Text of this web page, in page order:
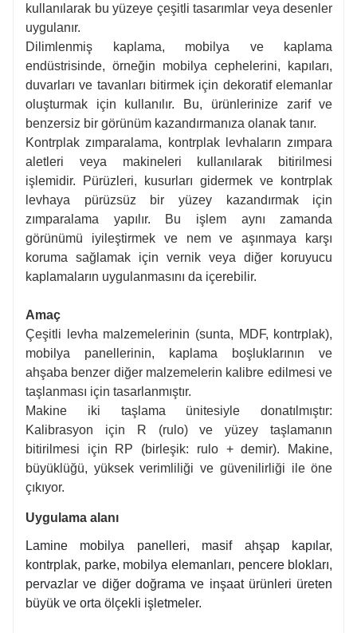
kullanılarak bu yüzeye çeşitli tasarımlar veya desenler
uygulanır.
Dilimlenmiş kaplama, mobilya ve kaplama
endüstrisinde, örneğin mobilya cephelerini, kapıları,
duvarları ve tavanları bitirmek için dekoratif elemanlar
oluşturmak için kullanılır. Bu, ürünlerinize zarif ve
benzersiz bir görünüm kazandırmanıza olanak tanır.
Kontrplak zımparalama, kontrplak levhaların zımpara
aletleri veya makineleri kullanılarak bitirilmesi
işlemidir. Pürüzleri, kusurları gidermek ve kontrplak
levhaya pürüzsüz bir yüzey kazandırmak için
zımparalama yapılır. Bu işlem aynı zamanda
görünümü iyileştirmek ve nem ve aşınmaya karşı
koruma sağlamak için vernik veya diğer koruyucu
kaplamaların uygulanmasını da içerebilir.
Amaç
Çeşitli levha malzemelerinin (sunta, MDF, kontrplak),
mobilya panellerinin, kaplama boşluklarının ve
ahşaba benzer diğer malzemelerin kalibre edilmesi ve
taşlanması için tasarlanmıştır.
Makine iki taşlama ünitesiyle donatılmıştır:
Kalibrasyon için R (rulo) ve yüzey taşlamanın
bitirilmesi için RP (birleşik: rulo + demir). Makine,
büyüklüğü, yüksek verimliliği ve güvenilirliği ile öne
çıkıyor.
Uygulama alanı
Lamine mobilya panelleri, masif ahşap kapılar,
kontrplak, parke, mobilya elemanları, pencere blokları,
pervazlar ve diğer doğrama ve inşaat ürünleri üreten
büyük ve orta ölçekli işletmeler.